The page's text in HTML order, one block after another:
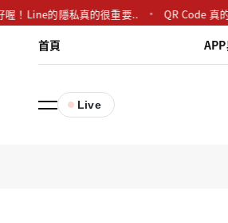
喔！Line的隱私真的很重要.. QR Code 真
首頁
Live